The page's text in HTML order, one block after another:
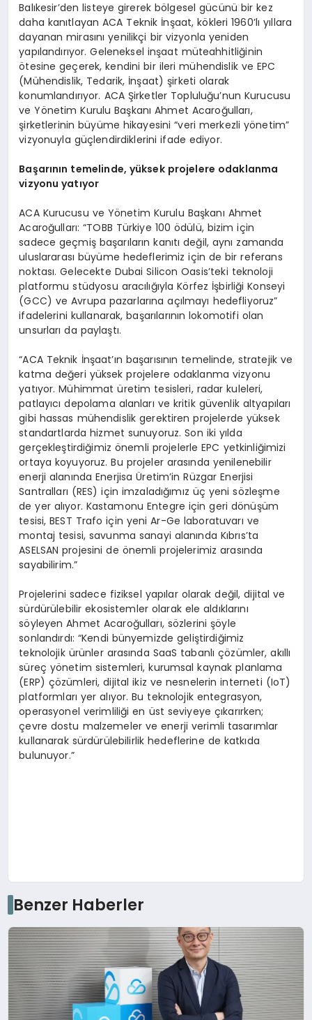
Balıkesir’den listeye girerek bölgesel gücünü bir kez
daha kanıtlayan ACA Teknik İnşaat, kökleri 1960’lı yıllara
dayanan mirasını yenilikçi bir vizyonla yeniden
yapılandırıyor. Geleneksel inşaat müteahhitliğinin
ötesine geçerek, kendini bir ileri mühendislik ve EPC
(Mühendislik, Tedarik, İnşaat) şirketi olarak
konumlandırıyor. ACA Şirketler Topluluğu’nun Kurucusu
ve Yönetim Kurulu Başkanı Ahmet Acaroğulları,
şirketlerinin büyüme hikayesini “veri merkezli yönetim”
vizyonuyla güçlendirdiklerini ifade ediyor.
Başarının temelinde, yüksek projelere odaklanma
vizyonu yatıyor
ACA Kurucusu ve Yönetim Kurulu Başkanı Ahmet
Acaroğulları: “TOBB Türkiye 100 ödülü, bizim için
sadece geçmiş başarıların kanıtı değil, aynı zamanda
uluslararası büyüme hedeflerimiz için de bir referans
noktası. Gelecekte Dubai Silicon Oasis’teki teknoloji
platformu stüdyosu aracılığıyla Körfez İşbirliği Konseyi
(GCC) ve Avrupa pazarlarına açılmayı hedefliyoruz”
ifadelerini kullanarak, başarılarının lokomotifi olan
unsurları da paylaştı.
“ACA Teknik İnşaat’ın başarısının temelinde, stratejik ve
katma değeri yüksek projelere odaklanma vizyonu
yatıyor. Mühimmat üretim tesisleri, radar kuleleri,
patlayıcı depolama alanları ve kritik güvenlik altyapıları
gibi hassas mühendislik gerektiren projelerde yüksek
standartlarda hizmet sunuyoruz. Son iki yılda
gerçekleştirdiğimiz önemli projelerle EPC yetkinliğimizi
ortaya koyuyoruz. Bu projeler arasında yenilenebilir
enerji alanında Enerjisa Üretim’in Rüzgar Enerjisi
Santralları (RES) için imzaladığımız üç yeni sözleşme
de yer alıyor. Kastamonu Entegre için geri dönüşüm
tesisi, BEST Trafo için yeni Ar-Ge laboratuvarı ve
montaj tesisi, savunma sanayi alanında Kıbrıs’ta
ASELSAN projesini de önemli projelerimiz arasında
sayabilirim.”
Projelerini sadece fiziksel yapılar olarak değil, dijital ve
sürdürülebilir ekosistemler olarak ele aldıklarını
söyleyen Ahmet Acaroğulları, sözlerini şöyle
sonlandırdı: “Kendi bünyemizde geliştirdiğimiz
teknolojik ürünler arasında SaaS tabanlı çözümler, akıllı
süreç yönetim sistemleri, kurumsal kaynak planlama
(ERP) çözümleri, dijital ikiz ve nesnelerin interneti (IoT)
platformları yer alıyor. Bu teknolojik entegrasyon,
operasyonel verimliliği en üst seviyeye çıkarırken;
çevre dostu malzemeler ve enerji verimli tasarımlar
kullanarak sürdürülebilirlik hedeflerine de katkıda
bulunuyor.”
Benzer Haberler